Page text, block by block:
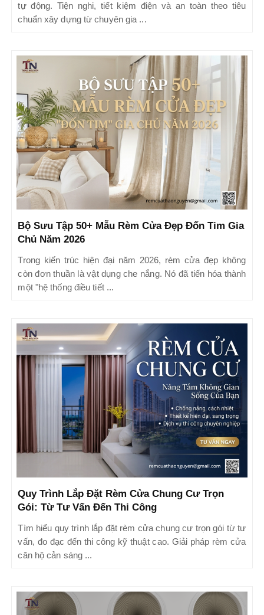
tự động. Tiện nghi, tiết kiệm điện và an toàn theo tiêu
chuẩn xây dựng từ chuyên gia ...
Bộ Sưu Tập 50+ Mẫu Rèm Cửa Đẹp Đốn Tim Gia
Chủ Năm 2026
Trong kiến trúc hiện đại năm 2026, rèm cửa đẹp không
còn đơn thuần là vật dụng che nắng. Nó đã tiến hóa thành
một "hệ thống điều tiết ...
Quy Trình Lắp Đặt Rèm Cửa Chung Cư Trọn
Gói: Từ Tư Vấn Đến Thi Công
Tìm hiểu quy trình lắp đặt rèm cửa chung cư trọn gói từ tư
vấn, đo đạc đến thi công kỹ thuật cao. Giải pháp rèm cửa
căn hộ cản sáng ...